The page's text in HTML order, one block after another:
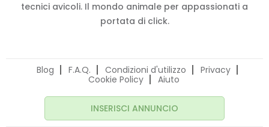
tecnici avicoli. Il mondo animale per appassionati a
portata di click.
Blog F.A.Q. Condizioni d'utilizzo
Privacy
Cookie Policy
Aiuto
INSERISCI ANNUNCIO